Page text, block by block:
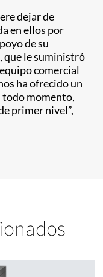
dejar de
en ellos por
de su
que le suministró
comercial
ha ofrecido un
momento,
primer nivel”,